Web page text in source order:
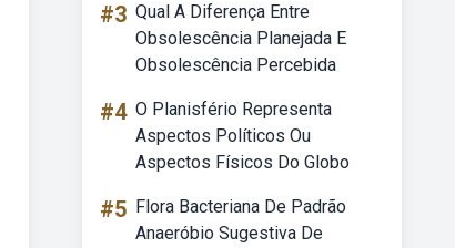
#3 Qual A Diferença Entre
Obsolescência Planejada E
Obsolescência Percebida
#4 O Planisfério Representa
Aspectos Políticos Ou
Aspectos Físicos Do Globo
#5 Flora Bacteriana De Padrão
Anaeróbio Sugestiva De